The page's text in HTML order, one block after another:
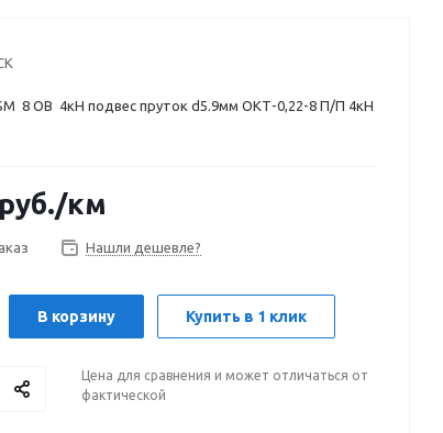
8 ОВ 4кН подвес пруток d5.9мм ОКТ-0,22-8 П/П 4кН
руб./км
Нашли дешевле?
В корзину Купить в 1 клик
Цена для сравнения и может отличаться от
фактической